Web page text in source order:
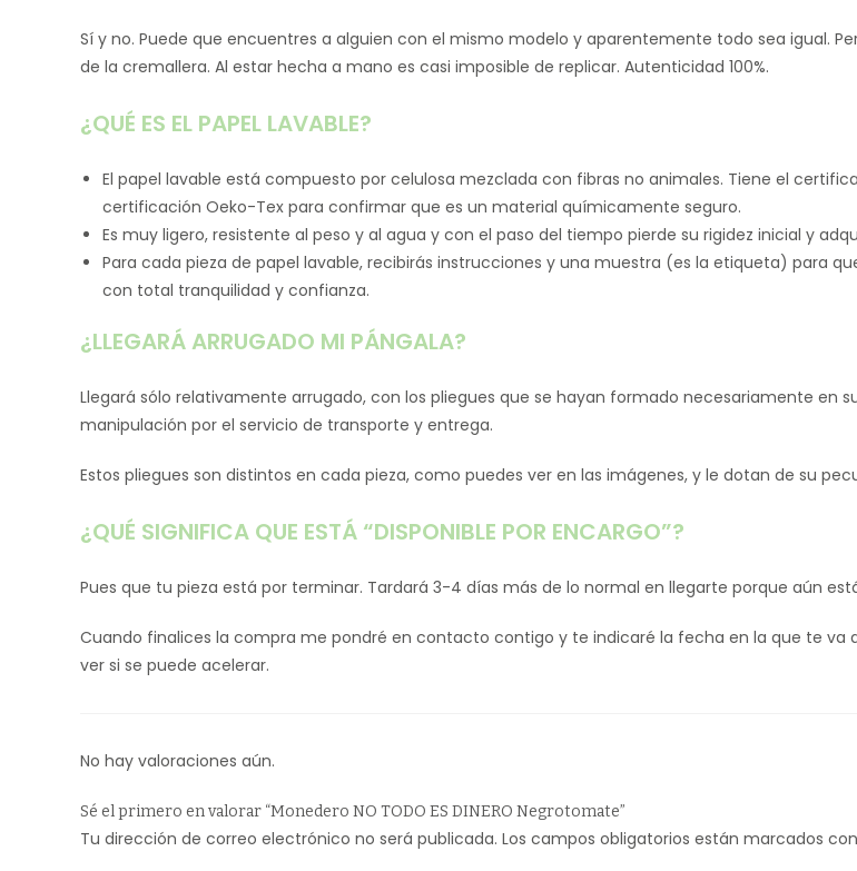
Sí y no. Puede que encuentres a alguien con el mismo modelo y aparentemente todo sea igual.
de la cremallera. Al estar hecha a mano es casi imposible de replicar. Autenticidad 100%.
¿QUÉ ES EL PAPEL LAVABLE?
El papel lavable está compuesto por celulosa mezclada con fibras no animales. Tiene el
certificación Oeko-Tex para confirmar que es un material químicamente seguro.
Es muy ligero, resistente al peso y al agua y con el paso del tiempo pierde su rigidez inicial y
Para cada pieza de papel lavable, recibirás instrucciones y una muestra (es la etiqueta) para
con total tranquilidad y confianza.
¿LLEGARÁ ARRUGADO MI PÁNGALA?
Llegará sólo relativamente arrugado, con los pliegues que se hayan formado necesariamente
manipulación por el servicio de transporte y entrega.
Estos pliegues son distintos en cada pieza, como puedes ver en las imágenes, y le dotan de su
¿QUÉ SIGNIFICA QUE ESTÁ “DISPONIBLE POR ENCARGO”?
Pues que tu pieza está por terminar. Tardará 3-4 días más de lo normal en llegarte porque aún
Cuando finalices la compra me pondré en contacto contigo y te indicaré la fecha en la que te va
ver si se puede acelerar.
No hay valoraciones aún.
Sé el primero en valorar “Monedero NO TODO ES DINERO Negrotomate”
Tu dirección de correo electrónico no será publicada. Los campos obligatorios están marcados con